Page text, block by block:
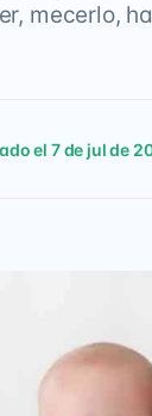
mecerlo,
el 7 de jul de